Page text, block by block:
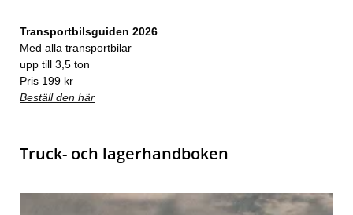
Transportbilsguiden 2026
Med alla transportbilar
upp till 3,5 ton
Pris 199 kr
Beställ den här
Truck- och lagerhandboken